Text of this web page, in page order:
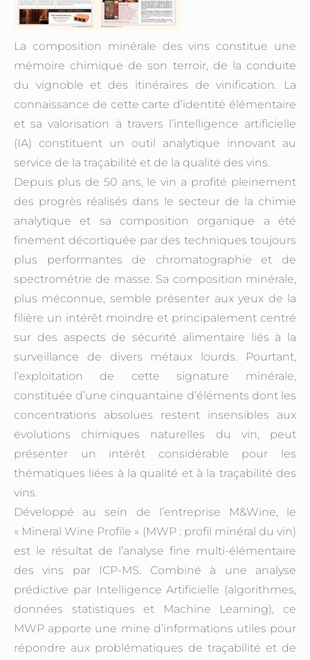
La composition minérale des vins constitue une
mémoire chimique de son terroir, de la conduite
du vignoble et des itinéraires de vinification. La
connaissance de cette carte d’identité élémentaire
et sa valorisation à travers l’intelligence artificielle
(IA) constituent un outil analytique innovant au
service de la traçabilité et de la qualité des vins.
Depuis plus de 50 ans, le vin a profité pleinement
des progrès réalisés dans le secteur de la chimie
analytique et sa composition organique a été
finement décortiquée par des techniques toujours
plus performantes de chromatographie et de
spectrométrie de masse. Sa composition minérale,
plus méconnue, semble présenter aux yeux de la
filière un intérêt moindre et principalement centré
sur des aspects de sécurité alimentaire liés à la
surveillance de divers métaux lourds. Pourtant,
l’exploitation de cette signature minérale,
constituée d’une cinquantaine d’éléments dont les
concentrations absolues restent insensibles aux
évolutions chimiques naturelles du vin, peut
présenter un intérêt considérable pour les
thématiques liées à la qualité et à la traçabilité des
vins.
Développé au sein de l’entreprise M&Wine, le
« Mineral Wine Profile » (MWP : profil minéral du vin)
est le résultat de l’analyse fine multi-élémentaire
des vins par ICP-MS. Combiné à une analyse
prédictive par Intelligence Artificielle (algorithmes,
données statistiques et Machine Learning), ce
MWP apporte une mine d’informations utiles pour
répondre aux problématiques de traçabilité et de